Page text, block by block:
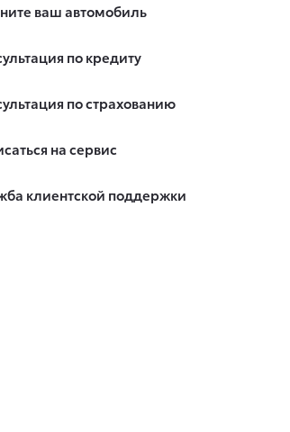
ваш автомобиль
по кредиту
по страхованию
на сервис
клиентской поддержки